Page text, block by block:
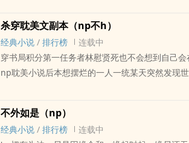
挨打时大拇指要藏在手心里，拳头要捏得比恨还硬
进他混沌的认知里：“离所有人远点——男人、女人
你谁都不准碰、不准跟、不准想。” ??于斐这辈
是呼吸。不是选择，是出厂设置，是无论重启多
同一时间发offer，而她选途征、选俞棐那天就明
力，顺带卖身也行。虽然谐谑的玩笑话里七分真
细解释的义务，那是作为她老板该思考的事。从助
崔元徵自出生便带着戕害苑家一脉无数女子的弱
二十岁活到了四十七岁，其余患上的女子无一平
这注定走向死局的命格，只是她的母亲不信，汤
文俪无所不用其极。第一回，江湖邪道给她母亲
这邪道的话从崔家旁支里找出了一个命格带煞克
身子居然一日日好了起来，好到连她都生出了不
孩再也不是那个人人厌弃的天煞孤星，而是南塘
大周最年轻的京兆尹，是他当今太子最得力的左
杀穿耽美文副本（np不h）
经典小说 / 排行榜
连载中
穿书局积分第一任务者林慰贤死也不会想到自己
np耽美小说后本想摆烂的一人一统某天突然发现
贤和系统无语之余发现任务也从‘炮灰女配’变成了‘
局’……贤：“这算任务诈骗吧！”统：“忍忍吧，总
不外如是（np）
经典小说 / 排行榜
连载中